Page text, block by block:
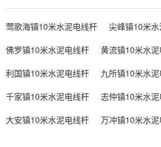
莺歌海镇10米水泥电线杆
尖峰镇10米
佛罗镇10米水泥电线杆
黄流镇10米水
利国镇10米水泥电线杆
九所镇10米水
千家镇10米水泥电线杆
志仲镇10米水
大安镇10米水泥电线杆
万冲镇10米水